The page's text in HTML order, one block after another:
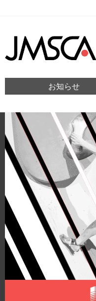
お知らせ